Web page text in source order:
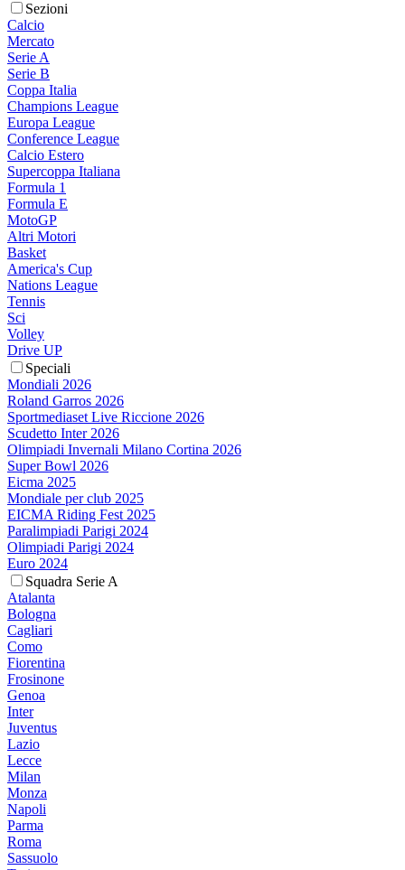
Sezioni
Calcio
Mercato
Serie A
Serie B
Coppa Italia
Champions League
Europa League
Conference League
Calcio Estero
Supercoppa Italiana
Formula 1
Formula E
MotoGP
Altri Motori
Basket
America's Cup
Nations League
Tennis
Sci
Volley
Drive UP
Speciali
Mondiali 2026
Roland Garros 2026
Sportmediaset Live Riccione 2026
Scudetto Inter 2026
Olimpiadi Invernali Milano Cortina 2026
Super Bowl 2026
Eicma 2025
Mondiale per club 2025
EICMA Riding Fest 2025
Paralimpiadi Parigi 2024
Olimpiadi Parigi 2024
Euro 2024
Squadra Serie A
Atalanta
Bologna
Cagliari
Como
Fiorentina
Frosinone
Genoa
Inter
Juventus
Lazio
Lecce
Milan
Monza
Napoli
Parma
Roma
Sassuolo